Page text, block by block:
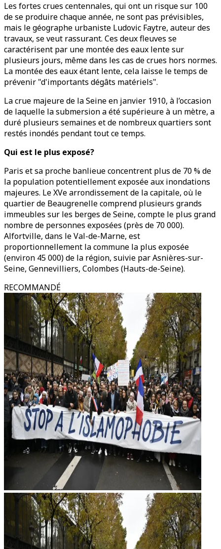
Les fortes crues centennales, qui ont un risque sur 100
de se produire chaque année, ne sont pas prévisibles,
mais le géographe urbaniste Ludovic Faytre, auteur des
travaux, se veut rassurant. Ces deux fleuves se
caractérisent par une montée des eaux lente sur
plusieurs jours, même dans les cas de crues hors normes.
La montée des eaux étant lente, cela laisse le temps de
prévenir "d'importants dégâts matériels".
La crue majeure de la Seine en janvier 1910, à l’occasion
de laquelle la submersion a été supérieure à un mètre, a
duré plusieurs semaines et de nombreux quartiers sont
restés inondés pendant tout ce temps.
Qui est le plus exposé?
Paris et sa proche banlieue concentrent plus de 70 % de
la population potentiellement exposée aux inondations
majeures. Le XVe arrondissement de la capitale, où le
quartier de Beaugrenelle comprend plusieurs grands
immeubles sur les berges de Seine, compte le plus grand
nombre de personnes exposées (près de 70 000).
Alfortville, dans le Val-de-Marne, est
proportionnellement la commune la plus exposée
(environ 45 000) de la région, suivie par Asnières-sur-
Seine, Gennevilliers, Colombes (Hauts-de-Seine).
RECOMMANDÉ